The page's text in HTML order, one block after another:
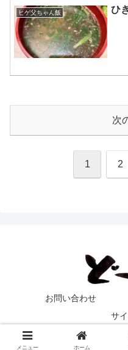
ヒゲ父ちゃん飯 ひ
次
1 2
お問い合わせ
サ
© 2017-
メニュー ホーム